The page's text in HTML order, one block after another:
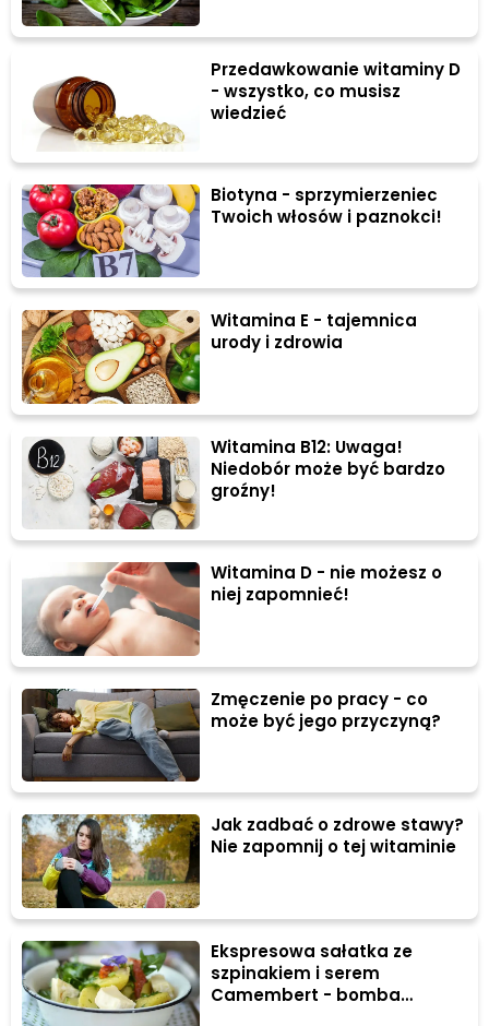
Przedawkowanie witaminy D
- wszystko, co musisz
wiedzieć
Biotyna - sprzymierzeniec
Twoich włosów i paznokci!
Witamina E - tajemnica
urody i zdrowia
Witamina B12: Uwaga!
Niedobór może być bardzo
groźny!
Witamina D - nie możesz o
niej zapomnieć!
Zmęczenie po pracy - co
może być jego przyczyną?
Jak zadbać o zdrowe stawy?
Nie zapomnij o tej witaminie
Ekspresowa sałatka ze
szpinakiem i serem
Camembert - bomba